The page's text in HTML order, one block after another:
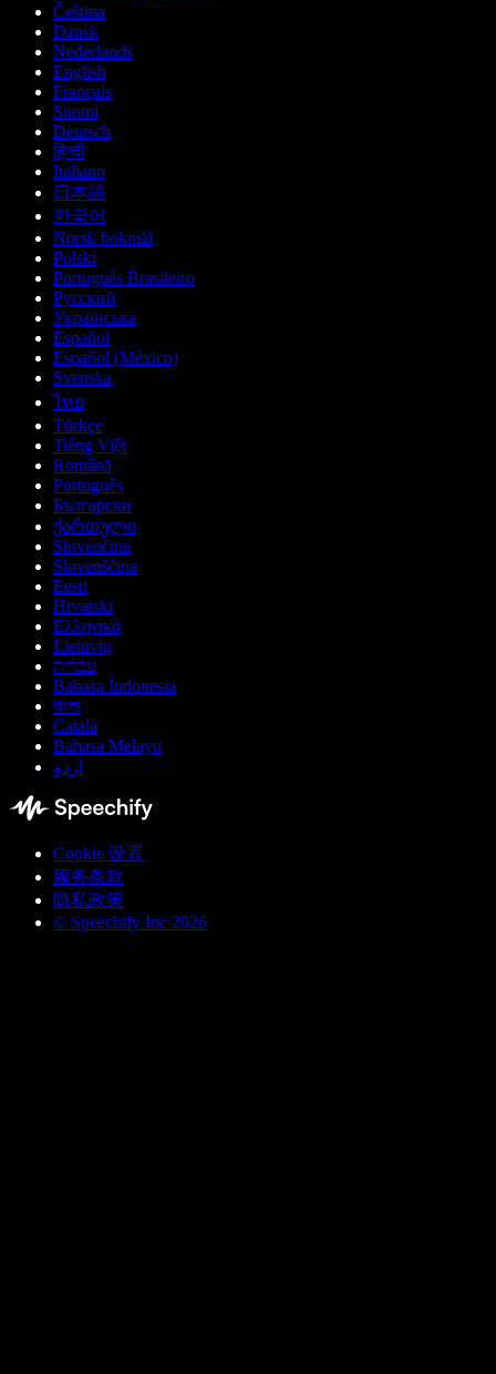
Čeština
Dansk
Nederlands
English
Français
Suomi
Deutsch
हिन्दी
Italiano
日本語
한국어
Norsk bokmål
Polski
Português Brasileiro
Русский
Українська
Español
Español (México)
Svenska
ไทย
Türkçe
Tiếng Việt
Română
Português
Български
ქართული
Slovenčina
Slovenščina
Eesti
Hrvatski
Ελληνικά
Lietuvių
עברית
Bahasa Indonesia
বাংলা
Català
Bahasa Melayu
اردو
Cookie 设置
服务条款
隐私政策
© Speechify Inc 2026